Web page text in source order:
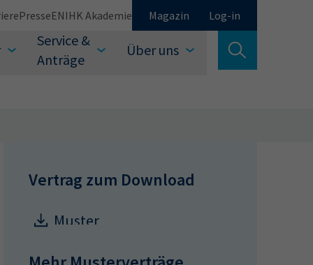
Service &
Anträge
Über uns
PresseEN IHK Akademie Magazin Log-in
Suche verlassen
Vertrag zum Download
Muster